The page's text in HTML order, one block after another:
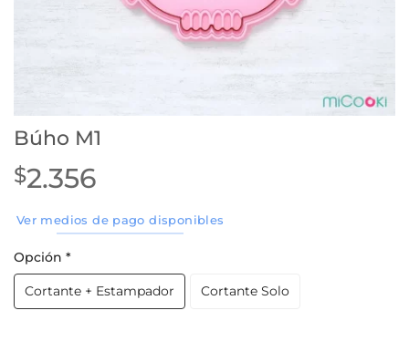
Búho M1
$2.356
Ver medios de pago disponibles
Opción *
Cortante + Estampador Cortante Solo